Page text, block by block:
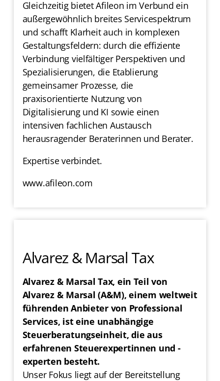
Gleichzeitig bietet Afileon im Verbund ein
außergewöhnlich breites Servicespektrum
und schafft Klarheit auch in komplexen
Gestaltungsfeldern: durch die effiziente
Verbindung vielfältiger Perspektiven und
Spezialisierungen, die Etablierung
gemeinsamer Prozesse, die
praxisorientierte Nutzung von
Digitalisierung und KI sowie einen
intensiven fachlichen Austausch
herausragender Beraterinnen und Berater.
Expertise verbindet.
www.afileon.com
Alvarez & Marsal Tax
Alvarez & Marsal Tax, ein Teil von
Alvarez & Marsal (A&M), einem weltweit
führenden Anbieter von Professional
Services, ist eine unabhängige
Steuerberatungseinheit, die aus
erfahrenen Steuerexpertinnen und -
experten besteht.
Unser Fokus liegt auf der Bereitstellung